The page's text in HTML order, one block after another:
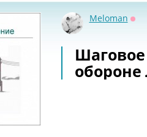
Meloman